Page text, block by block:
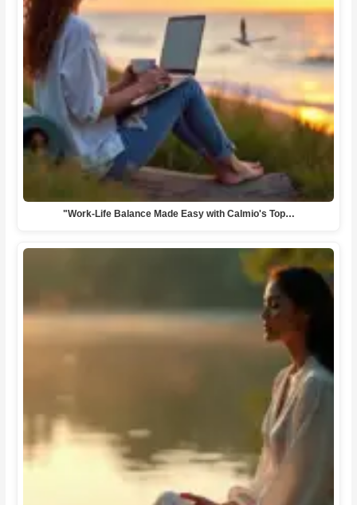
"Work-Life Balance Made Easy with Calmio's Top…